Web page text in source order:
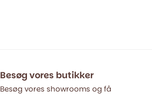
Besøg vores butikker
Besøg vores showrooms og få